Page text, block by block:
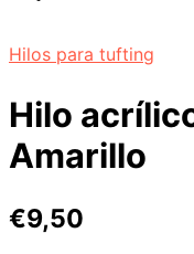
Hilos para tufting
Hilo
Amarillo
€9,50